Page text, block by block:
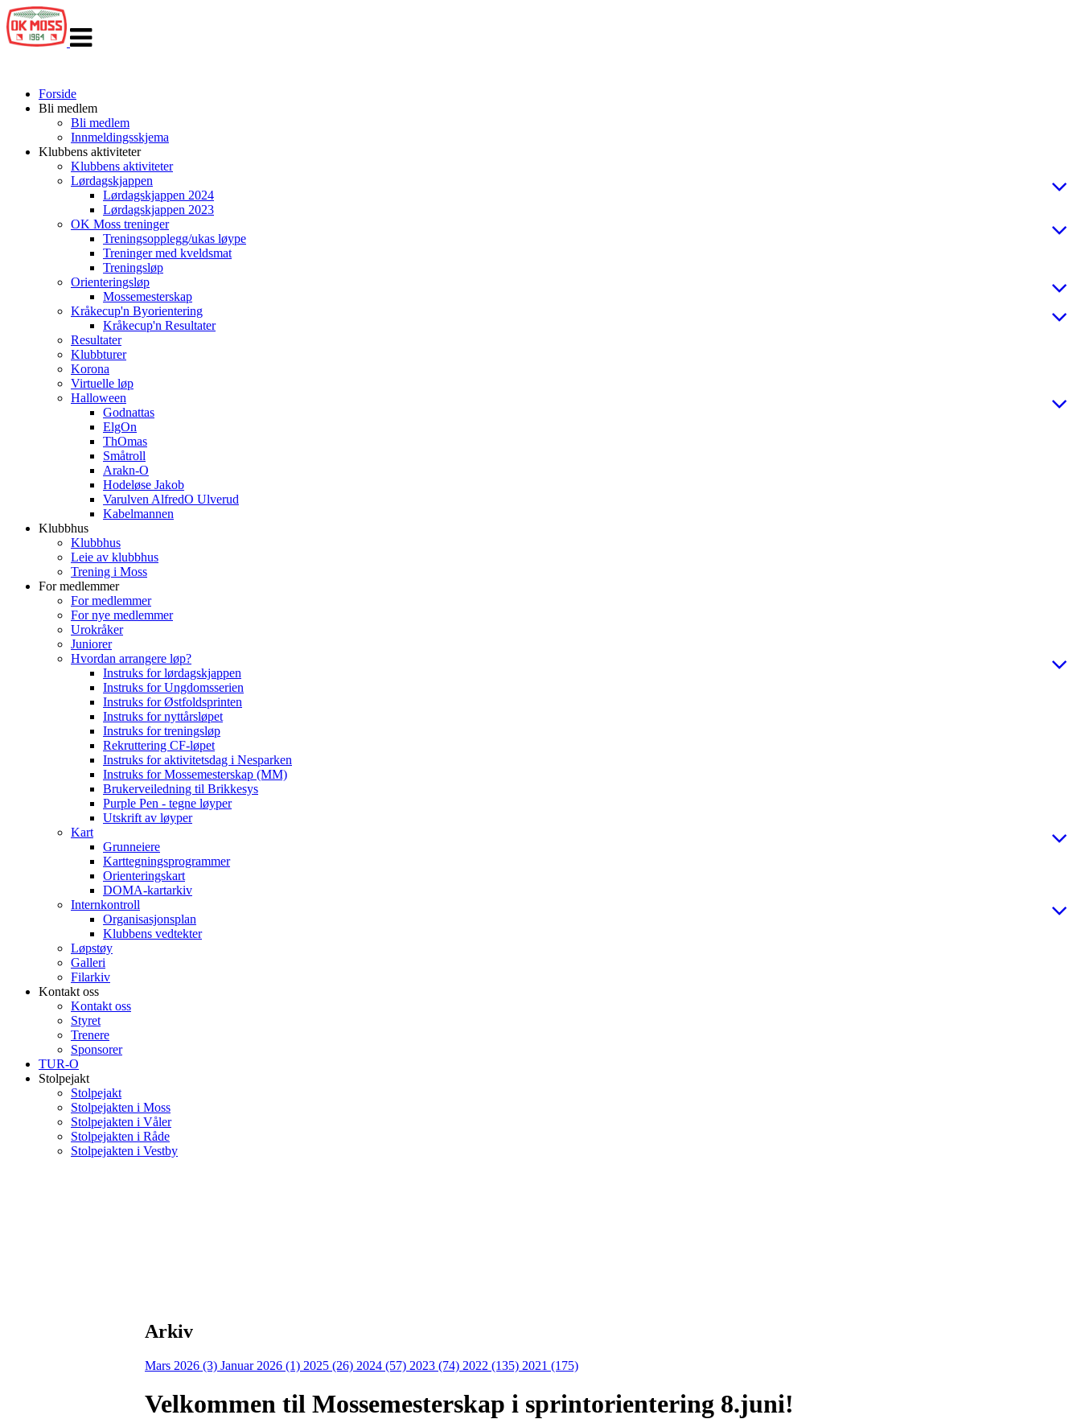
navigasjon
Forside
Bli medlem
Bli medlem
Innmeldingsskjema
Klubbens aktiviteter
Klubbens aktiviteter
Lørdagskjappen
Lørdagskjappen 2024
Lørdagskjappen 2023
OK Moss treninger
Treningsopplegg/ukas løype
Treninger med kveldsmat
Treningsløp
Orienteringsløp
Mossemesterskap
Kråkecup'n Byorientering
Kråkecup'n Resultater
Resultater
Klubbturer
Korona
Virtuelle løp
Halloween
Godnattas
ElgOn
ThOmas
Småtroll
Arakn-O
Hodeløse Jakob
Varulven AlfredO Ulverud
Kabelmannen
Klubbhus
Klubbhus
Leie av klubbhus
Trening i Moss
For medlemmer
For medlemmer
For nye medlemmer
Urokråker
Juniorer
Hvordan arrangere løp?
Instruks for lørdagskjappen
Instruks for Ungdomsserien
Instruks for Østfoldsprinten
Instruks for nyttårsløpet
Instruks for treningsløp
Rekruttering CF-løpet
Instruks for aktivitetsdag i Nesparken
Instruks for Mossemesterskap (MM)
Brukerveiledning til Brikkesys
Purple Pen - tegne løyper
Utskrift av løyper
Kart
Grunneiere
Karttegningsprogrammer
Orienteringskart
DOMA-kartarkiv
Internkontroll
Organisasjonsplan
Klubbens vedtekter
Løpstøy
Galleri
Filarkiv
Kontakt oss
Kontakt oss
Styret
Trenere
Sponsorer
TUR-O
Stolpejakt
Stolpejakt
Stolpejakten i Moss
Stolpejakten i Våler
Stolpejakten i Råde
Stolpejakten i Vestby
Arkiv
Mars 2026 (3) Januar 2026 (1) 2025 (26) 2024 (57) 2023 (74) 2022 (135) 2021 (175)
Velkommen til Mossemesterskap i sprintorientering 8.juni!